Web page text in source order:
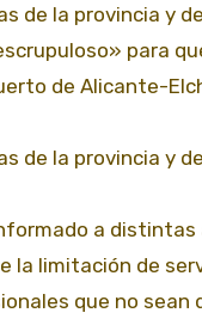
de la provincia y
para
de Alicante-
de la provincia y
a
la limitación de
que no sean